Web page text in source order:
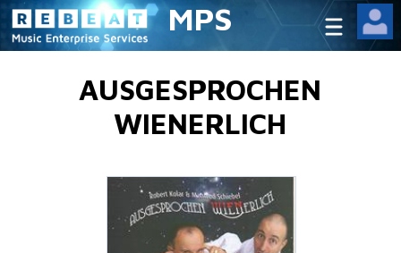
MPS
AUSGESPROCHEN
WIENERLICH